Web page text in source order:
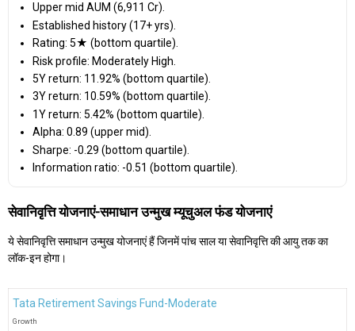
Upper mid AUM (₹6,911 Cr).
Established history (17+ yrs).
Rating: 5★ (bottom quartile).
Risk profile: Moderately High.
5Y return: 11.92% (bottom quartile).
3Y return: 10.59% (bottom quartile).
1Y return: 5.42% (bottom quartile).
Alpha: 0.89 (upper mid).
Sharpe: -0.29 (bottom quartile).
Information ratio: -0.51 (bottom quartile).
सेवानिवृत्ति योजनाएं-समाधान उन्मुख म्यूचुअल फंड योजनाएं
ये सेवानिवृत्ति समाधान उन्मुख योजनाएं हैं जिनमें पांच साल या सेवानिवृत्ति की आयु तक का
लॉक-इन होगा।
Tata Retirement Savings Fund-Moderate
Growth